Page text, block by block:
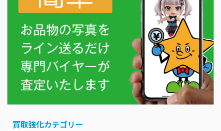
買取強化カテゴリー